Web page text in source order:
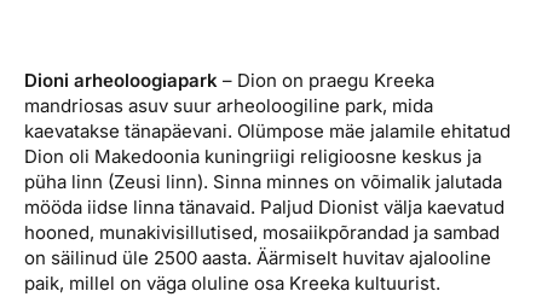
Dioni arheoloogiapark – Dion on praegu Kreeka
mandriosas asuv suur arheoloogiline park, mida
kaevatakse tänapäevani. Olümpose mäe jalamile ehitatud
Dion oli Makedoonia kuningriigi religioosne keskus ja
püha linn (Zeusi linn). Sinna minnes on võimalik jalutada
mööda iidse linna tänavaid. Paljud Dionist välja kaevatud
hooned, munakivisillutised, mosaiikpõrandad ja sambad
on säilinud üle 2500 aasta. Äärmiselt huvitav ajalooline
paik, millel on väga oluline osa Kreeka kultuurist.